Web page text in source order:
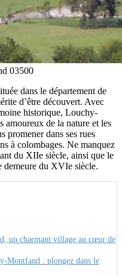
03500
dans le département de
d’être découvert. Avec
historique, Louchy-
de la nature et les
promener dans ses rues
à colombages. Ne manquez
du XIIe siècle, ainsi que le
demeure du XVIe siècle.
un charmant village au cœur de
Montfand : plongez dans le